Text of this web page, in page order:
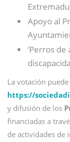
Apoyo al
‘Perros
La votación
https://
y difusión de los
financiadas a
de actividades de